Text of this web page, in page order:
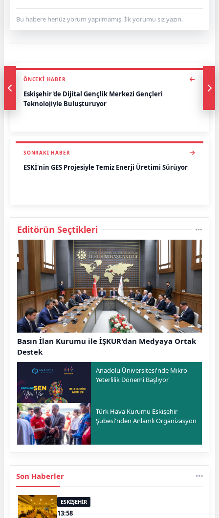
Bu habere henüz yorum yapılmamış. İlk yorumu siz yazın.
ÖNCEKI HABER
Eskişehir'de Dijital Gençlik Merkezi Gençleri
Teknolojiyle Buluşturuyor
SONRAKI HABER
ESKİ'nin GES Projesiyle Temiz Enerji Üretimi Sürüyor
Editörün Seçtikleri
Basın İlan Kurumu ile İŞKUR'dan Medyaya Ortak
Destek
Anadolu Üniversitesi'nde Mikro
Yeterlilik Dönemi Başlıyor
Türk Hava Kurumu Eskişehir
Şubesi'nden Anlamlı Organizasyon
Son Haberler
ESKİŞEHİR
13:58